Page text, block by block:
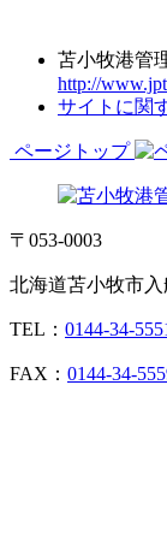
苫小牧港管
http://
サイトに関
ページトップ
〒053-0003
北海道苫小牧市
TEL： 0144-34-
FAX： 0144-34-